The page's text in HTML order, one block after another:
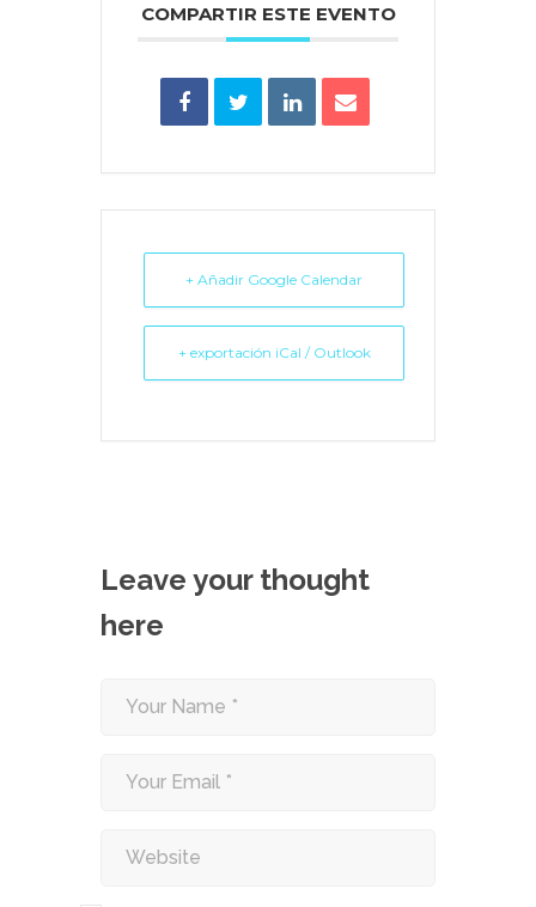
COMPARTIR ESTE EVENTO
+ Añadir Google Calendar
+ exportación iCal / Outlook
Leave your thought
here